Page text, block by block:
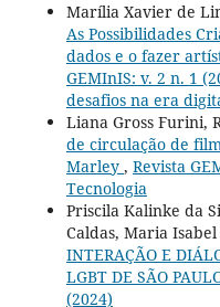
Marília Xavier de
As Possibilidades
dados e o fazer
GEMInIS: v. 2 n. 1
desafios na era
Liana Gross Furini,
de circulação de
Marley , Revista
Tecnologia
Priscila Kalinke da
Caldas, Maria
INTERAÇÃO E
LGBT DE SÃO
(2024)